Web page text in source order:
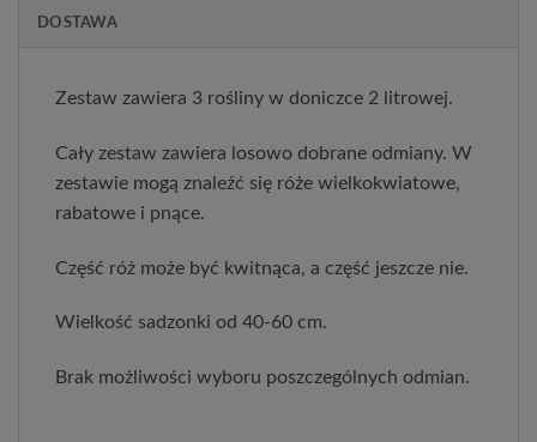
DOSTAWA
Zestaw zawiera 3 rośliny w doniczce 2 litrowej.
Cały zestaw zawiera losowo dobrane odmiany. W
zestawie mogą znaleźć się róże wielkokwiatowe,
rabatowe i pnące.
Część róż może być kwitnąca, a część jeszcze nie.
Wielkość sadzonki od 40-60 cm.
Brak możliwości wyboru poszczególnych odmian.